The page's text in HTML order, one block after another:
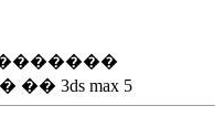
3ds max 5